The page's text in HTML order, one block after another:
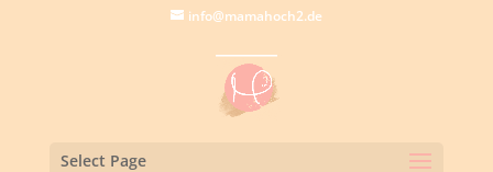
info@mamahoch2.de
Select Page